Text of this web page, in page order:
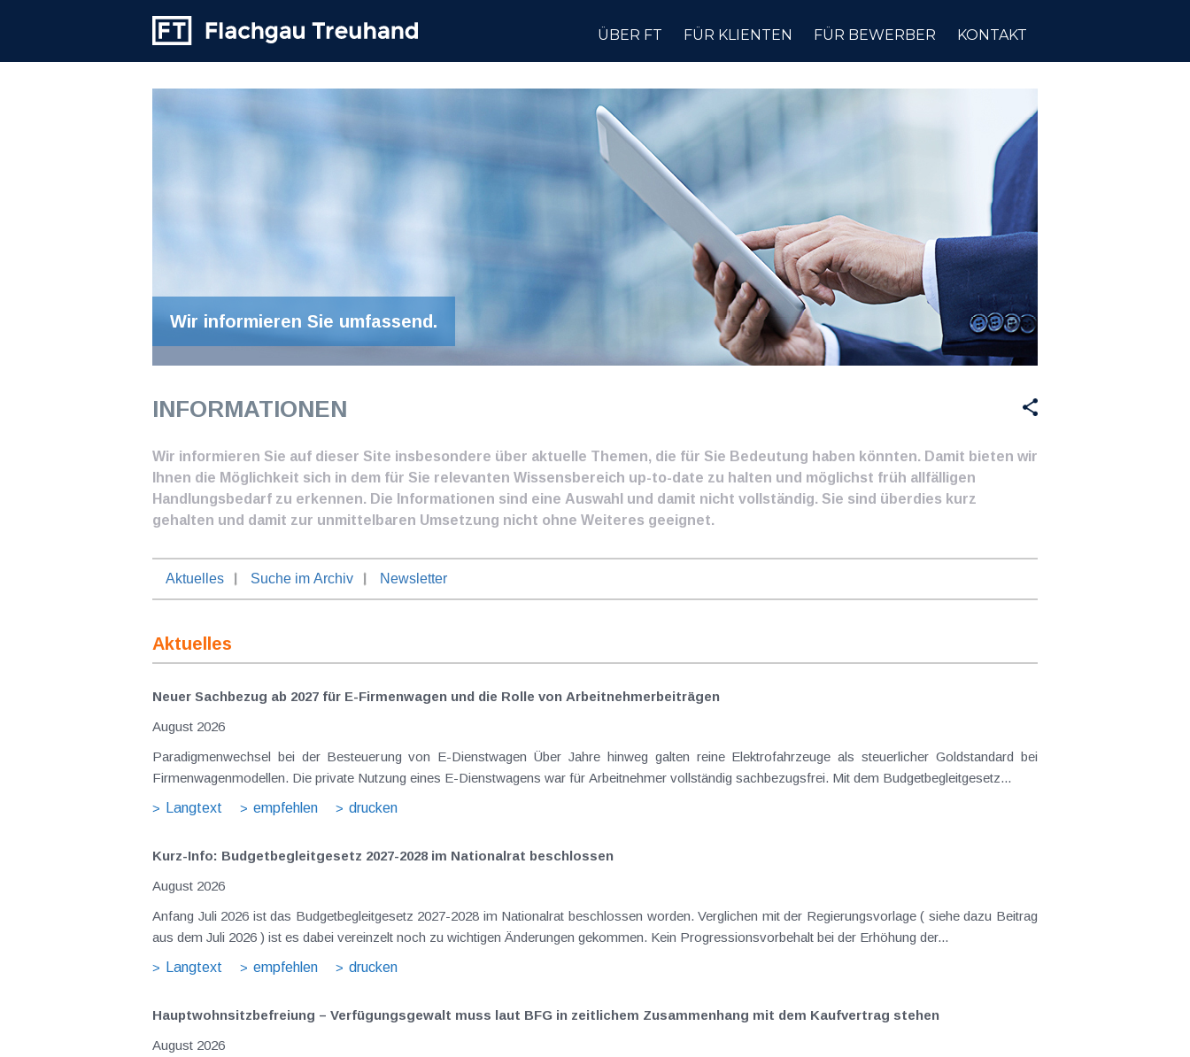
ÜBER FT FÜR KLIENTEN FÜR BEWERBER KONTAKT
Wir informieren Sie umfassend.
INFORMATIONEN
Wir informieren Sie auf dieser Site insbesondere über aktuelle Themen, die für Sie Bedeutung haben könnten. Damit bieten wir
Ihnen die Möglichkeit sich in dem für Sie relevanten Wissensbereich up-to-date zu halten und möglichst früh allfälligen
Handlungsbedarf zu erkennen. Die Informationen sind eine Auswahl und damit nicht vollständig. Sie sind überdies kurz
gehalten und damit zur unmittelbaren Umsetzung nicht ohne Weiteres geeignet.
Aktuelles Suche im Archiv Newsletter
Aktuelles
Neuer Sachbezug ab 2027 für E-Firmenwagen und die Rolle von Arbeitnehmer​­beiträgen
August 2026
Paradigmenwechsel bei der Besteuerung von E-Dienstwagen Über Jahre hinweg galten reine Elektrofahrzeuge als steuerlicher Goldstandard bei
Firmenwagenmodellen. Die private Nutzung eines E-Dienstwagens war für Arbeitnehmer vollständig sachbezugsfrei. Mit dem Budgetbegleitgesetz...
Langtext
empfehlen drucken
Kurz-Info: Budgetbegleitgesetz 2027-2028 im Nationalrat beschlossen
August 2026
Anfang Juli 2026 ist das Budgetbegleitgesetz 2027-2028 im Nationalrat beschlossen worden. Verglichen mit der Regierungsvorlage ( siehe dazu Beitrag
aus dem Juli 2026 ) ist es dabei vereinzelt noch zu wichtigen Änderungen gekommen. Kein Progressionsvorbehalt bei der Erhöhung der...
Langtext
empfehlen drucken
Hauptwohnsitz​­befreiung – Verfügungsgewalt muss laut BFG in zeitlichem Zusammenhang mit dem Kaufvertrag stehen
August 2026